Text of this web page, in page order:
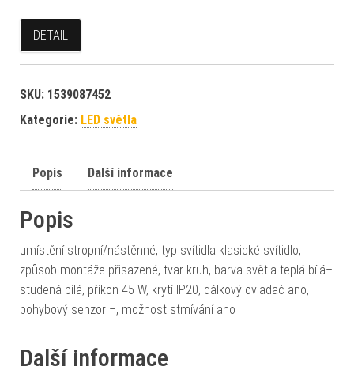
DETAIL
SKU: 1539087452
Kategorie: LED světla
Popis Další informace
Popis
umístění stropní/nástěnné, typ svítidla klasické svítidlo,
způsob montáže přisazené, tvar kruh, barva světla teplá bílá–
studená bílá, příkon 45 W, krytí IP20, dálkový ovladač ano,
pohybový senzor –, možnost stmívání ano
Další informace